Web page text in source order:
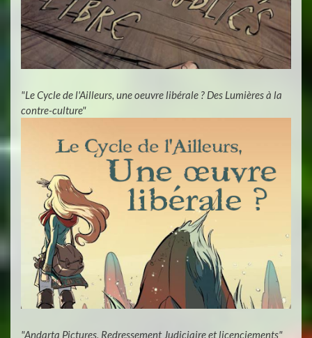
"Le Cycle de l'Ailleurs, une oeuvre libérale ? Des Lumières à la
contre-culture"
"Andarta Pictures, Redressement Judiciaire et licenciements"